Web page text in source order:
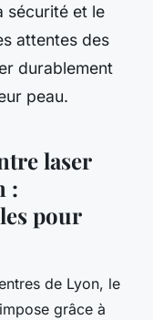
sécurité et le
attentes des
durablement
peau.
laser
:
pour
de Lyon, le
grâce à